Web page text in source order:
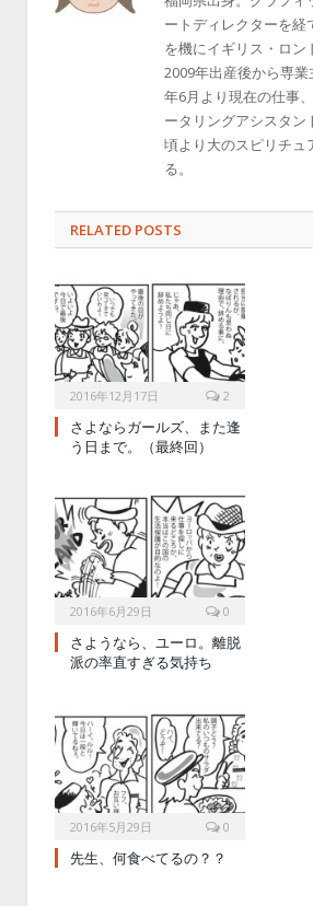
ートディレクターを経
を機にイギリス・ロン
2009年出産後から専
年6月より現在の仕事
ータリングアシスタン
頃より大のスピリチュ
る。
RELATED POSTS
2016年12月17日 2
さよならガールズ、また逢
う日まで。（最終回）
2016年6月29日 0
さようなら、ユーロ。離脱
派の率直すぎる気持ち
2016年5月29日 0
先生、何食べてるの？？